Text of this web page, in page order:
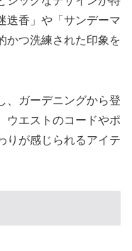
迭香」や「サンデーマ
かつ洗練された印象を
、ガーデニングから登
ウエストのコードやポ
りが感じられるアイテ